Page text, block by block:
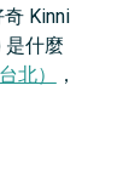
Kinni
是什麼
台北）
，